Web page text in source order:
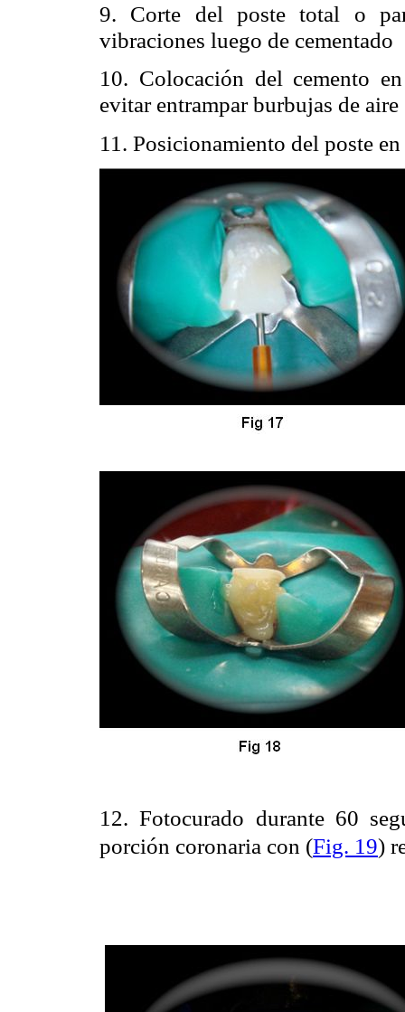
9. Corte del poste total o
vibraciones luego de cementado
10. Colocación del cemento
evitar entrampar burbujas de aire
11. Posicionamiento del poste
12. Fotocurado durante 60
porción coronaria con (Fig. 19)